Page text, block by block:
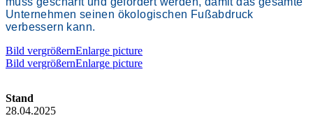
Unternehmen seinen ökologischen Fußabdruck
verbessern kann.
Bild vergrößernEnlarge picture
Bild vergrößernEnlarge picture
Stand
28.04.2025